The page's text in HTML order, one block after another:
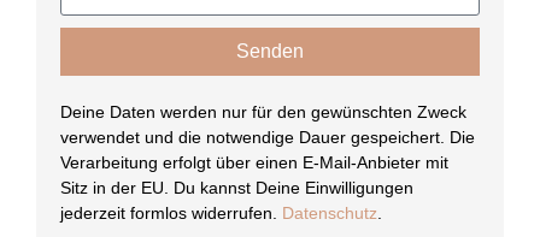
Senden
Deine Daten werden nur für den gewünschten Zweck
verwendet und die notwendige Dauer gespeichert. Die
Verarbeitung erfolgt über einen E-Mail-Anbieter mit
Sitz in der EU. Du kannst Deine Einwilligungen
jederzeit formlos widerrufen. Datenschutz